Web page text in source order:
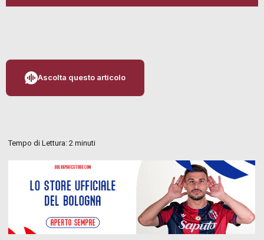
Ascolta questo articolo
Tempo di Lettura:2 minuti